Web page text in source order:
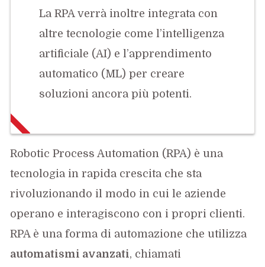
La RPA verrà inoltre integrata con
altre tecnologie come l’intelligenza
artificiale (AI) e l’apprendimento
automatico (ML) per creare
soluzioni ancora più potenti.
Robotic Process Automation (RPA) è una
tecnologia in rapida crescita che sta
rivoluzionando il modo in cui le aziende
operano e interagiscono con i propri clienti.
RPA è una forma di automazione che utilizza
automatismi avanzati, chiamati